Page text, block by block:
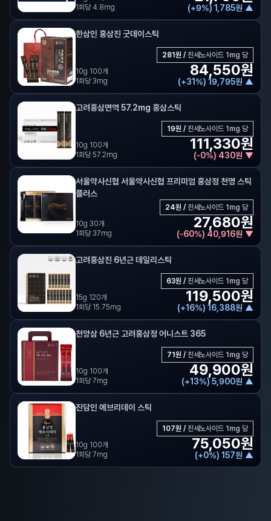
1회당 4.8mg
(+9%) 1,785원 ▲
한삼인 홍삼진 굿데이스틱
10g 100개
1회당 3mg
281 원 / 진세노사이드 1mg 당
84,550원
(+31 %) 19,795원 ▲
고려홍삼면역 57.2mg 홍삼스틱
10g 100개
1회당 57.2mg
19원 / 진세노사이드 1mg 당
111,330원
(-0%) 430원 ▼
서울약사신협 서울약사신협 프리미엄 홍삼정 천명 스틱
플러스
10g 30개
1회당 37mg
24원 / 진세노사이드 1mg 당
27,680원
(-60%) 40,916원 ▼
고려홍삼진 6년근 데일리스틱
15g 120개
1회당 15.75mg
63원 / 진세노사이드 1mg 당
119,500원
(+16%) 16,388원 ▲
천양삼 6년근 고려홍삼정 어니스트 365
10g 100개
1회당 7mg
71 원 / 진세노사이드 1mg 당
49,900원
(+13%) 5,900원 ▲
진담인 에브리데이 스틱
10g 100개
1회당 7mg
107원 / 진세노사이드 1mg 당
75,050원
(+0%) 157원 ▲